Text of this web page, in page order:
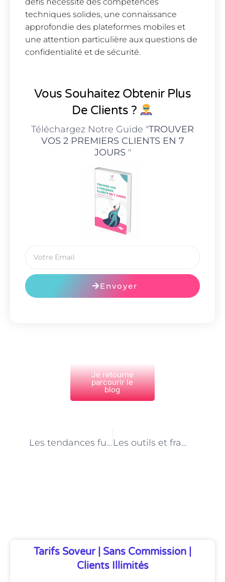
techniques solides, une connaissance
approfondie des plateformes mobiles et
une attention particulière aux questions de
confidentialité et de sécurité.
Vous Souhaitez Obtenir Plus
De Clients ?
Téléchargez Notre Guide "TROUVER
VOS 2 PREMIERS CLIENTS EN 7
JOURS"
Envoyer
Je retourne
parcourir le
blog
Les tendances futures de la sécurité informatique à Paris : prédictions des consultants Les outils et frameworks indispensables pour les développeurs d’applications mobiles à Paris
Tarifs Soveur | Sans Commission |
Clients Illimités